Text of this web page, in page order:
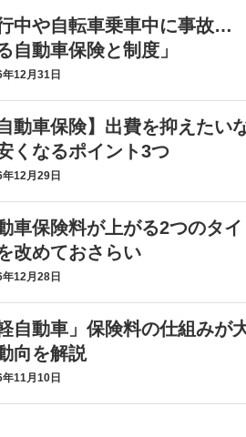
中や自転車乗車中に事故…
自動車保険と制度」
12月31日
自動車保険】出費を抑えた
くなるポイント3つ
12月29日
車保険料が上がる2つのタ
改めておさらい
12月28日
軽自動車」保険料の仕組み
向を解説
11月10日